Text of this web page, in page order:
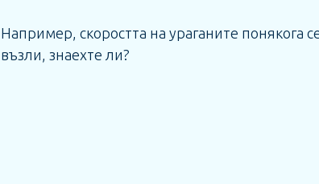
Например, скоростта на ураганите понякога
възли, знаехте ли?